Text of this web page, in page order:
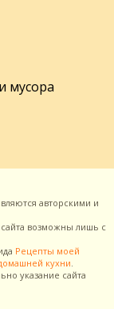
мусора
авторскими и
возможны лишь с
Рецепты моей
кухни
указание сайта